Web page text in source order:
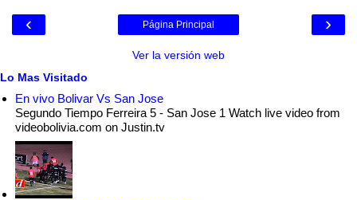
‹ ›
Página Principal
Ver la versión web
Lo Mas Visitado
En vivo Bolivar Vs San Jose
Segundo Tiempo Ferreira 5 - San Jose 1 Watch live video from
videobolivia.com on Justin.tv